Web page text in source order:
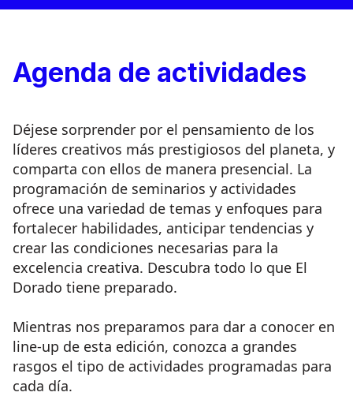
Agenda de actividades
Déjese sorprender por el pensamiento de los
líderes creativos más prestigiosos del planeta, y
comparta con ellos de manera presencial. La
programación de seminarios y actividades
ofrece una variedad de temas y enfoques para
fortalecer habilidades, anticipar tendencias y
crear las condiciones necesarias para la
excelencia creativa. Descubra todo lo que El
Dorado tiene preparado.
Mientras nos preparamos para dar a conocer en
line-up de esta edición, conozca a grandes
rasgos el tipo de actividades programadas para
cada día.